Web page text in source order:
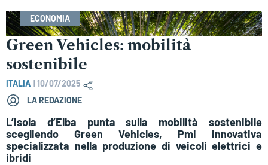
ECONOMIA
Green Vehicles: mobilità
sostenibile
ITALIA
10/07/2025
LA REDAZIONE
L’isola d’Elba punta sulla mobilità sostenibile
scegliendo Green Vehicles, Pmi innovativa
specializzata nella produzione di veicoli elettrici e
ibridi